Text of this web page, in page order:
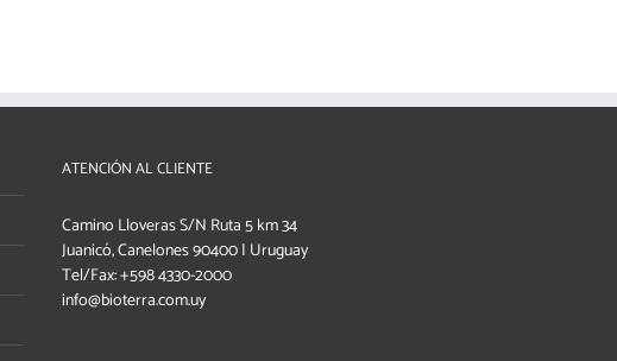
ATENCIÓN AL CLIENTE
Camino Lloveras S/N Ruta 5 km 34
Juanicó, Canelones 90400 | Uruguay
Tel/Fax: +598 4330-2000
info@bioterra.com.uy